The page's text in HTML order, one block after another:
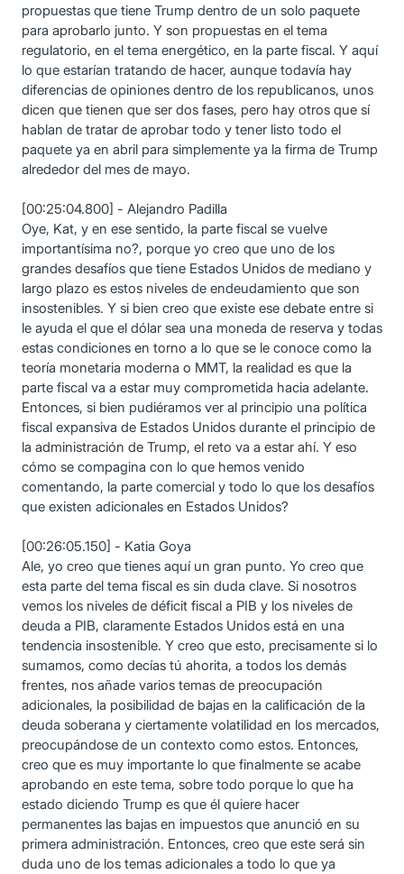
propuestas que tiene Trump dentro de un solo paquete
para aprobarlo junto. Y son propuestas en el tema
regulatorio, en el tema energético, en la parte fiscal. Y aquí
lo que estarían tratando de hacer, aunque todavía hay
diferencias de opiniones dentro de los republicanos, unos
dicen que tienen que ser dos fases, pero hay otros que sí
hablan de tratar de aprobar todo y tener listo todo el
paquete ya en abril para simplemente ya la firma de Trump
alrededor del mes de mayo.
[00:25:04.800] - Alejandro Padilla
Oye, Kat, y en ese sentido, la parte fiscal se vuelve
importantísima no?, porque yo creo que uno de los
grandes desafíos que tiene Estados Unidos de mediano y
largo plazo es estos niveles de endeudamiento que son
insostenibles. Y si bien creo que existe ese debate entre si
le ayuda el que el dólar sea una moneda de reserva y todas
estas condiciones en torno a lo que se le conoce como la
teoría monetaria moderna o MMT, la realidad es que la
parte fiscal va a estar muy comprometida hacia adelante.
Entonces, si bien pudiéramos ver al principio una política
fiscal expansiva de Estados Unidos durante el principio de
la administración de Trump, el reto va a estar ahí. Y eso
cómo se compagina con lo que hemos venido
comentando, la parte comercial y todo lo que los desafíos
que existen adicionales en Estados Unidos?
[00:26:05.150] - Katia Goya
Ale, yo creo que tienes aquí un gran punto. Yo creo que
esta parte del tema fiscal es sin duda clave. Si nosotros
vemos los niveles de déficit fiscal a PIB y los niveles de
deuda a PIB, claramente Estados Unidos está en una
tendencia insostenible. Y creo que esto, precisamente si lo
sumamos, como decías tú ahorita, a todos los demás
frentes, nos añade varios temas de preocupación
adicionales, la posibilidad de bajas en la calificación de la
deuda soberana y ciertamente volatilidad en los mercados,
preocupándose de un contexto como estos. Entonces,
creo que es muy importante lo que finalmente se acabe
aprobando en este tema, sobre todo porque lo que ha
estado diciendo Trump es que él quiere hacer
permanentes las bajas en impuestos que anunció en su
primera administración. Entonces, creo que este será sin
duda uno de los temas adicionales a todo lo que ya